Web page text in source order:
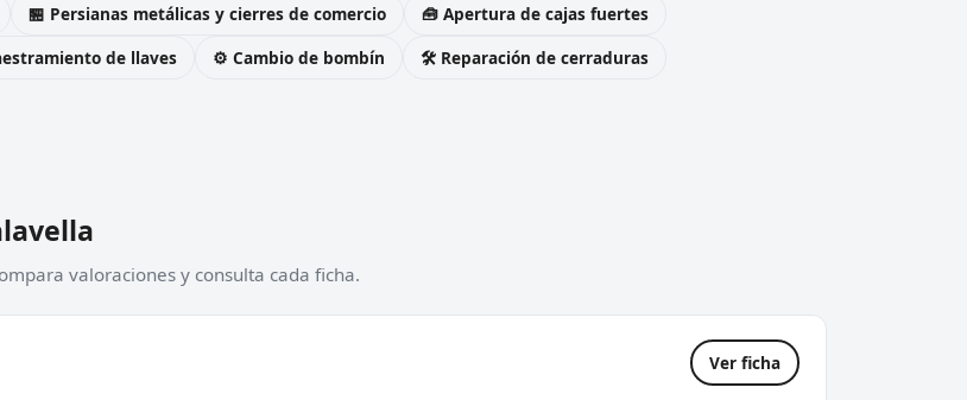
🏪 Persianas metálicas y cierres de comercio
🧰 Apertura de cajas fuertes
de llaves ⚙️ Cambio de bombín
🛠️ Reparación de cerraduras
valoraciones y consulta cada ficha.
Ver ficha